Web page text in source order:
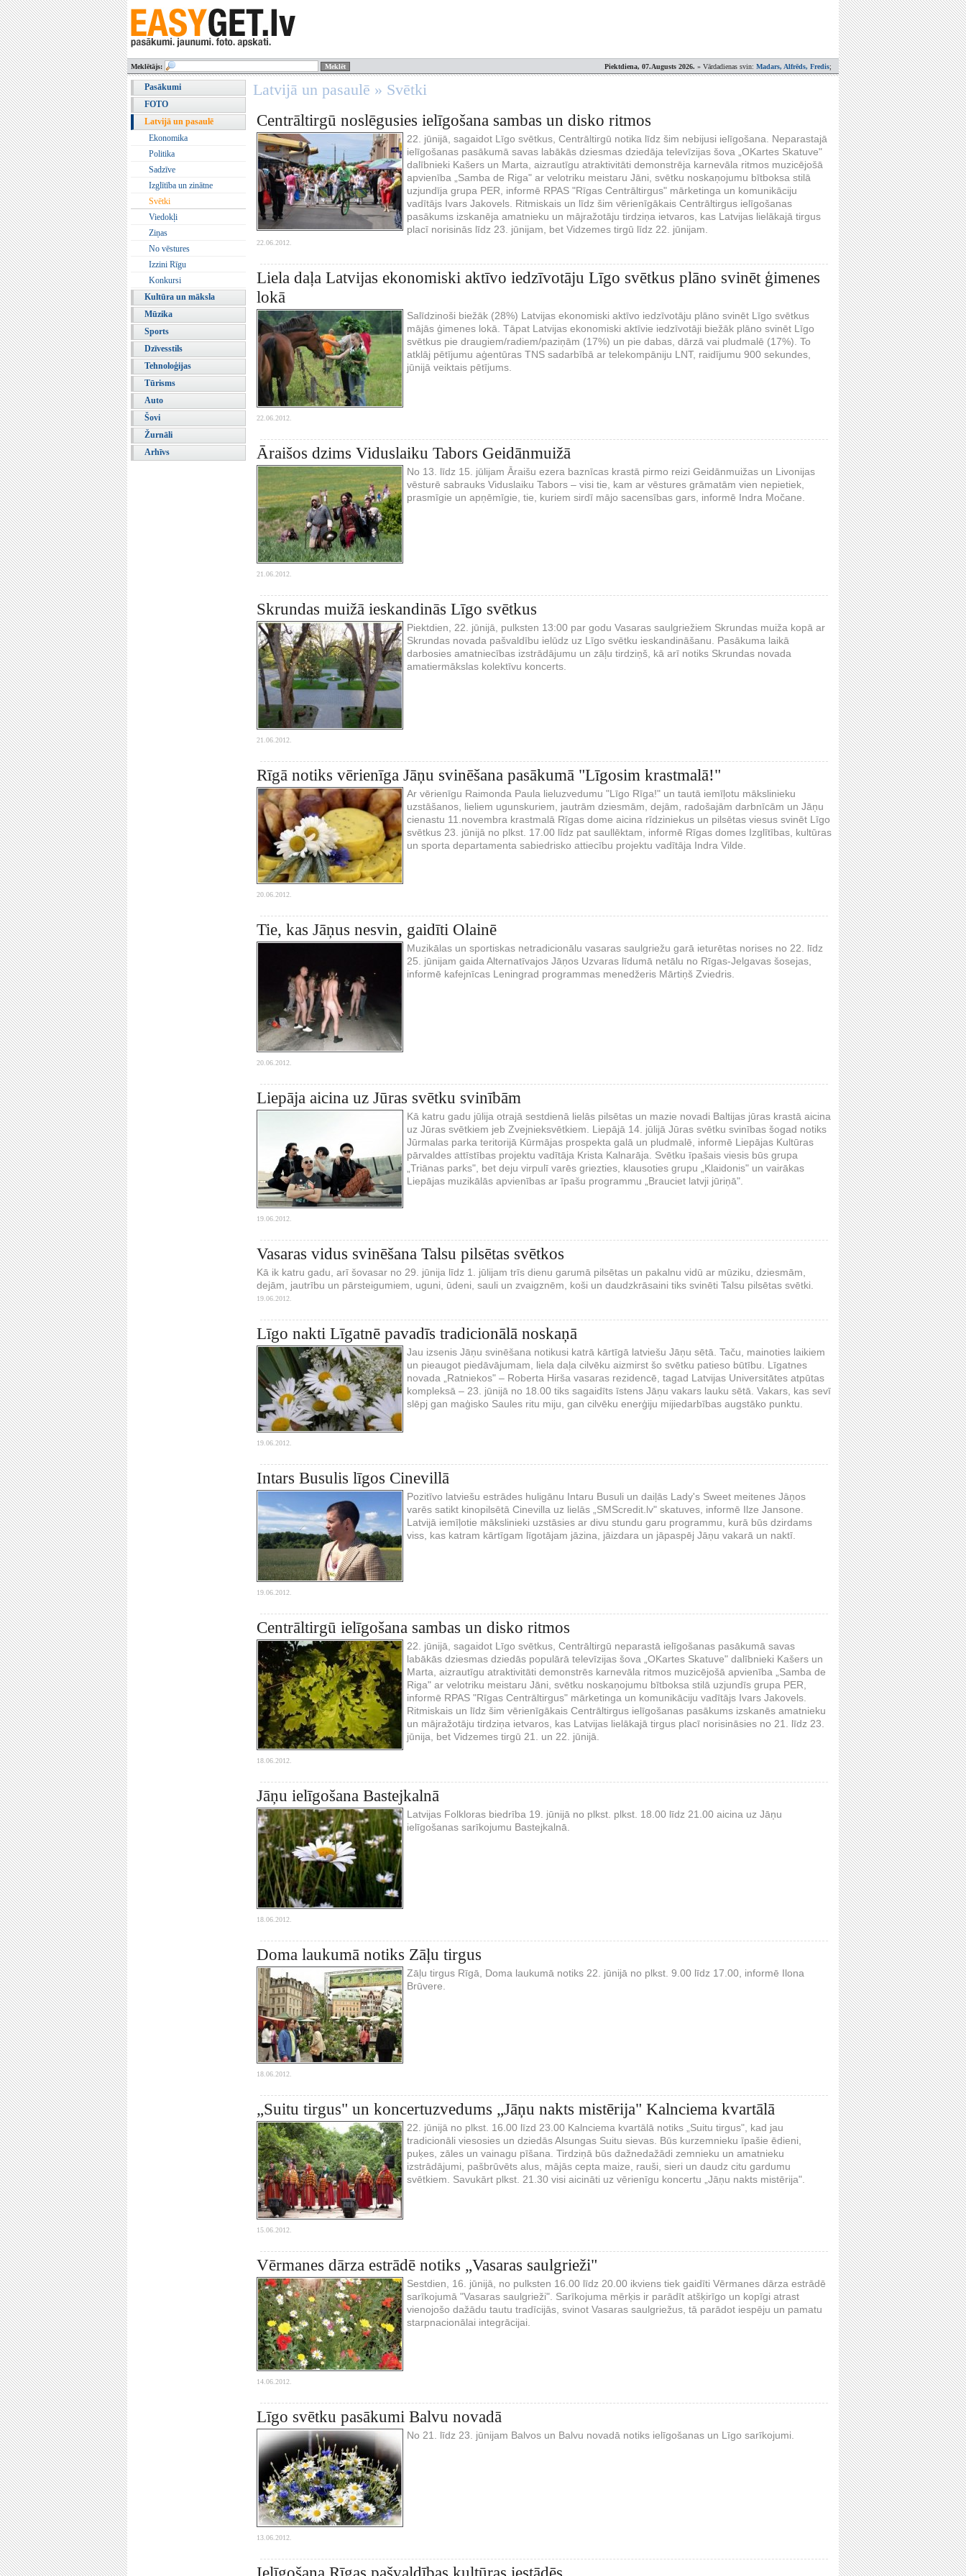
Piektdiena, 07.Augusts 2026. » Vārdadienas svin: Madars, Alfrēds, Fredis;
Meklētājs:
Pasākumi
FOTO
Latvijā un pasaulē
Ekonomika
Politika
Sadzīve
Izglītība un zinātne
Svētki
Viedokļi
Ziņas
No vēstures
Izzini Rīgu
Konkursi
Kultūra un māksla
Mūzika
Sports
Dzīvesstils
Tehnoloģijas
Tūrisms
Auto
Šovi
Žurnāli
Arhīvs
Latvijā un pasaulē » Svētki
Centrāltirgū noslēgusies ielīgošana sambas un disko ritmos
22. jūnijā, sagaidot Līgo svētkus, Centrāltirgū notika līdz šim nebijusi ielīgošana. Neparastajā
ielīgošanas pasākumā savas labākās dziesmas dziedāja televīzijas šova „OKartes Skatuve"
dalībnieki Kašers un Marta, aizrautīgu atraktivitāti demonstrēja karnevāla ritmos muzicējošā
apvienība „Samba de Riga" ar velotriku meistaru Jāni, svētku noskaņojumu bītboksa stilā
uzjundīja grupa PER, informē RPAS "Rīgas Centrāltirgus" mārketinga un komunikāciju
vadītājs Ivars Jakovels. Ritmiskais un līdz šim vērienīgākais Centrāltirgus ielīgošanas
pasākums izskanēja amatnieku un mājražotāju tirdziņa ietvaros, kas Latvijas lielākajā tirgus
placī norisinās līdz 23. jūnijam, bet Vidzemes tirgū līdz 22. jūnijam.
22.06.2012.
Liela daļa Latvijas ekonomiski aktīvo iedzīvotāju Līgo svētkus plāno svinēt ģimenes
lokā
Salīdzinoši biežāk (28%) Latvijas ekonomiski aktīvo iedzīvotāju plāno svinēt Līgo svētkus
mājās ģimenes lokā. Tāpat Latvijas ekonomiski aktīvie iedzīvotāji biežāk plāno svinēt Līgo
svētkus pie draugiem/radiem/paziņām (17%) un pie dabas, dārzā vai pludmalē (17%). To
atklāj pētījumu aģentūras TNS sadarbībā ar telekompāniju LNT, raidījumu 900 sekundes,
jūnijā veiktais pētījums.
22.06.2012.
Āraišos dzims Viduslaiku Tabors Geidānmuižā
No 13. līdz 15. jūlijam Āraišu ezera baznīcas krastā pirmo reizi Geidānmuižas un Livonijas
vēsturē sabrauks Viduslaiku Tabors – visi tie, kam ar vēstures grāmatām vien nepietiek,
prasmīgie un apņēmīgie, tie, kuriem sirdī mājo sacensības gars, informē Indra Močane.
21.06.2012.
Skrundas muižā ieskandinās Līgo svētkus
Piektdien, 22. jūnijā, pulksten 13:00 par godu Vasaras saulgriežiem Skrundas muiža kopā ar
Skrundas novada pašvaldību ielūdz uz Līgo svētku ieskandināšanu. Pasākuma laikā
darbosies amatniecības izstrādājumu un zāļu tirdziņš, kā arī notiks Skrundas novada
amatiermākslas kolektīvu koncerts.
21.06.2012.
Rīgā notiks vērienīga Jāņu svinēšana pasākumā "Līgosim krastmalā!"
Ar vērienīgu Raimonda Paula lieluzvedumu "Līgo Rīga!" un tautā iemīļotu mākslinieku
uzstāšanos, lieliem ugunskuriem, jautrām dziesmām, dejām, radošajām darbnīcām un Jāņu
cienastu 11.novembra krastmalā Rīgas dome aicina rīdziniekus un pilsētas viesus svinēt Līgo
svētkus 23. jūnijā no plkst. 17.00 līdz pat saullēktam, informē Rīgas domes Izglītības, kultūras
un sporta departamenta sabiedrisko attiecību projektu vadītāja Indra Vilde.
20.06.2012.
Tie, kas Jāņus nesvin, gaidīti Olainē
Muzikālas un sportiskas netradicionālu vasaras saulgriežu garā ieturētas norises no 22. līdz
25. jūnijam gaida Alternatīvajos Jāņos Uzvaras līdumā netālu no Rīgas-Jelgavas šosejas,
informē kafejnīcas Leningrad programmas menedžeris Mārtiņš Zviedris.
20.06.2012.
Liepāja aicina uz Jūras svētku svinībām
Kā katru gadu jūlija otrajā sestdienā lielās pilsētas un mazie novadi Baltijas jūras krastā aicina
uz Jūras svētkiem jeb Zvejnieksvētkiem. Liepājā 14. jūlijā Jūras svētku svinības šogad notiks
Jūrmalas parka teritorijā Kūrmājas prospekta galā un pludmalē, informē Liepājas Kultūras
pārvaldes attīstības projektu vadītāja Krista Kalnarāja. Svētku īpašais viesis būs grupa
„Triānas parks", bet deju virpulī varēs griezties, klausoties grupu „Klaidonis" un vairākas
Liepājas muzikālās apvienības ar īpašu programmu „Brauciet latvji jūriņā".
19.06.2012.
Vasaras vidus svinēšana Talsu pilsētas svētkos
Kā ik katru gadu, arī šovasar no 29. jūnija līdz 1. jūlijam trīs dienu garumā pilsētas un pakalnu vidū ar mūziku, dziesmām,
dejām, jautrību un pārsteigumiem, uguni, ūdeni, sauli un zvaigznēm, koši un daudzkrāsaini tiks svinēti Talsu pilsētas svētki.
19.06.2012.
Līgo nakti Līgatnē pavadīs tradicionālā noskaņā
Jau izsenis Jāņu svinēšana notikusi katrā kārtīgā latviešu Jāņu sētā. Taču, mainoties laikiem
un pieaugot piedāvājumam, liela daļa cilvēku aizmirst šo svētku patieso būtību. Līgatnes
novada „Ratniekos" – Roberta Hirša vasaras rezidencē, tagad Latvijas Universitātes atpūtas
kompleksā – 23. jūnijā no 18.00 tiks sagaidīts īstens Jāņu vakars lauku sētā. Vakars, kas sevī
slēpj gan maģisko Saules ritu miju, gan cilvēku enerģiju mijiedarbības augstāko punktu.
19.06.2012.
Intars Busulis līgos Cinevillā
Pozitīvo latviešu estrādes huligānu Intaru Busuli un daiļās Lady's Sweet meitenes Jāņos
varēs satikt kinopilsētā Cinevilla uz lielās „SMScredit.lv" skatuves, informē Ilze Jansone.
Latvijā iemīļotie mākslinieki uzstāsies ar divu stundu garu programmu, kurā būs dzirdams
viss, kas katram kārtīgam līgotājam jāzina, jāizdara un jāpaspēj Jāņu vakarā un naktī.
19.06.2012.
Centrāltirgū ielīgošana sambas un disko ritmos
22. jūnijā, sagaidot Līgo svētkus, Centrāltirgū neparastā ielīgošanas pasākumā savas
labākās dziesmas dziedās populārā televīzijas šova „OKartes Skatuve" dalībnieki Kašers un
Marta, aizrautīgu atraktivitāti demonstrēs karnevāla ritmos muzicējošā apvienība „Samba de
Riga" ar velotriku meistaru Jāni, svētku noskaņojumu bītboksa stilā uzjundīs grupa PER,
informē RPAS "Rīgas Centrāltirgus" mārketinga un komunikāciju vadītājs Ivars Jakovels.
Ritmiskais un līdz šim vērienīgākais Centrāltirgus ielīgošanas pasākums izskanēs amatnieku
un mājražotāju tirdziņa ietvaros, kas Latvijas lielākajā tirgus placī norisināsies no 21. līdz 23.
jūnija, bet Vidzemes tirgū 21. un 22. jūnijā.
18.06.2012.
Jāņu ielīgošana Bastejkalnā
Latvijas Folkloras biedrība 19. jūnijā no plkst. plkst. 18.00 līdz 21.00 aicina uz Jāņu
ielīgošanas sarīkojumu Bastejkalnā.
18.06.2012.
Doma laukumā notiks Zāļu tirgus
Zāļu tirgus Rīgā, Doma laukumā notiks 22. jūnijā no plkst. 9.00 līdz 17.00, informē Ilona
Brūvere.
18.06.2012.
„Suitu tirgus" un koncertuzvedums „Jāņu nakts mistērija" Kalnciema kvartālā
22. jūnijā no plkst. 16.00 līzd 23.00 Kalnciema kvartālā notiks „Suitu tirgus", kad jau
tradicionāli viesosies un dziedās Alsungas Suitu sievas. Būs kurzemnieku īpašie ēdieni,
puķes, zāles un vainagu pīšana. Tirdziņā būs dažnedažādi zemnieku un amatnieku
izstrādājumi, pašbrūvēts alus, mājās cepta maize, rauši, sieri un daudz citu gardumu
svētkiem. Savukārt plkst. 21.30 visi aicināti uz vērienīgu koncertu „Jāņu nakts mistērija".
15.06.2012.
Vērmanes dārza estrādē notiks „Vasaras saulgrieži"
Sestdien, 16. jūnijā, no pulksten 16.00 līdz 20.00 ikviens tiek gaidīti Vērmanes dārza estrādē
sarīkojumā "Vasaras saulgrieži". Sarīkojuma mērķis ir parādīt atšķirīgo un kopīgi atrast
vienojošo dažādu tautu tradīcijās, svinot Vasaras saulgriežus, tā parādot iespēju un pamatu
starpnacionālai integrācijai.
14.06.2012.
Līgo svētku pasākumi Balvu novadā
No 21. līdz 23. jūnijam Balvos un Balvu novadā notiks ielīgošanas un Līgo sarīkojumi.
13.06.2012.